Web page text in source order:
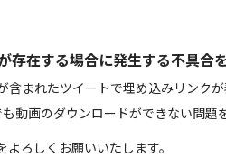
在する場合に発生する不具合
まれたツイートで埋め込みリンク
動画のダウンロードができない問題
ろしくお願いいたします。